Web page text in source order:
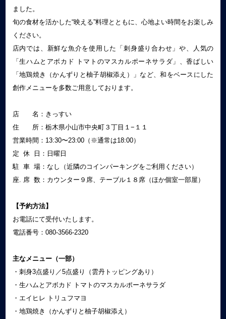
ました。
旬の食材を活かした“映える”料理とともに、心地よい時間をお楽しみ
ください。
店内では、新鮮な魚介を使用した「刺身盛り合わせ」や、人気の
「生ハムとアボカド トマトのマスカルポーネサラダ」、香ばしい
「地鶏焼き（かんずりと柚子胡椒添え）」など、和をベースにした
創作メニューを多数ご用意しております。
店 名：きっすい
住 所：栃木県小山市中央町３丁目１−１１
営業時間：13:30〜23:00（※通常は18:00）
定 休 日：日曜日
駐 車 場：なし（近隣のコインパーキングをご利用ください）
座. 席 数：カウンター９席、テーブル１８席（ほか個室一部屋）
【予約方法】
お電話にて受付いたします。
電話番号：080-3566-2320
主なメニュー（一部）
・刺身3点盛り／5点盛り（雲丹トッピングあり）
・生ハムとアボカド トマトのマスカルポーネサラダ
・エイヒレ トリュフマヨ
・地鶏焼き（かんずりと柚子胡椒添え）